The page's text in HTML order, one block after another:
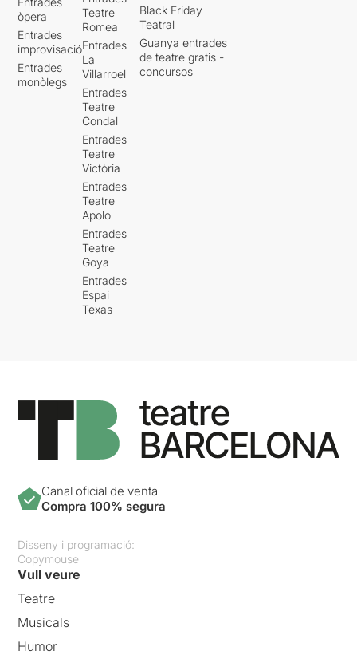
òpera
Entrades
improvisació
Entrades
monòlegs
Teatre
Romea
Entrades
La
Villarroel
Entrades
Teatre
Condal
Entrades
Teatre
Victòria
Entrades
Teatre
Apolo
Entrades
Teatre
Goya
Entrades
Espai
Texas
Black Friday
Teatral
Guanya entrades
de teatre gratis -
concursos
Canal oficial de venta
Compra 100% segura
Disseny i programació:
Copymouse
Vull veure
Teatre
Musicals
Humor